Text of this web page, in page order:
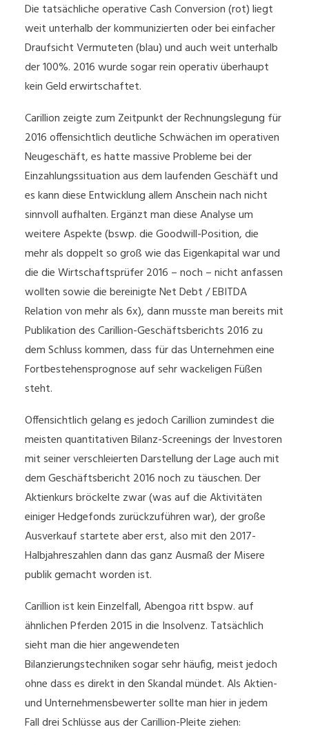
Die tatsächliche operative Cash Conversion (rot) liegt
weit unterhalb der kommunizierten oder bei einfacher
Draufsicht Vermuteten (blau) und auch weit unterhalb
der 100%. 2016 wurde sogar rein operativ überhaupt
kein Geld erwirtschaftet.
Carillion zeigte zum Zeitpunkt der Rechnungslegung für
2016 offensichtlich deutliche Schwächen im operativen
Neugeschäft, es hatte massive Probleme bei der
Einzahlungssituation aus dem laufenden Geschäft und
es kann diese Entwicklung allem Anschein nach nicht
sinnvoll aufhalten. Ergänzt man diese Analyse um
weitere Aspekte (bswp. die Goodwill-Position, die
mehr als doppelt so groß wie das Eigenkapital war und
die die Wirtschaftsprüfer 2016 – noch – nicht anfassen
wollten sowie die bereinigte Net Debt / EBITDA
Relation von mehr als 6x), dann musste man bereits mit
Publikation des Carillion-Geschäftsberichts 2016 zu
dem Schluss kommen, dass für das Unternehmen eine
Fortbestehensprognose auf sehr wackeligen Füßen
steht.
Offensichtlich gelang es jedoch Carillion zumindest die
meisten quantitativen Bilanz-Screenings der Investoren
mit seiner verschleierten Darstellung der Lage auch mit
dem Geschäftsbericht 2016 noch zu täuschen. Der
Aktienkurs bröckelte zwar (was auf die Aktivitäten
einiger Hedgefonds zurückzuführen war), der große
Ausverkauf startete aber erst, also mit den 2017-
Halbjahreszahlen dann das ganz Ausmaß der Misere
publik gemacht worden ist.
Carillion ist kein Einzelfall, Abengoa ritt bspw. auf
ähnlichen Pferden 2015 in die Insolvenz. Tatsächlich
sieht man die hier angewendeten
Bilanzierungstechniken sogar sehr häufig, meist jedoch
ohne dass es direkt in den Skandal mündet. Als Aktien-
und Unternehmensbewerter sollte man hier in jedem
Fall drei Schlüsse aus der Carillion-Pleite ziehen: